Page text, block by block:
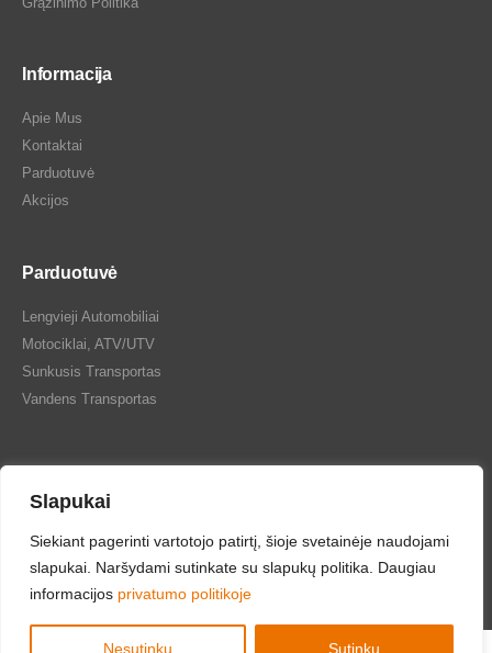
Slapukai
Siekiant pagerinti vartotojo patirtį, šioje svetainėje naudojami
slapukai. Naršydami sutinkate su slapukų politika. Daugiau
informacijos privatumo politikoje
Nesutinku Sutinku
Informacija
Apie Mus
Kontaktai
Parduotuvė
Akcijos
Parduotuvė
Lengvieji Automobiliai
Motociklai, ATV/UTV
Sunkusis Transportas
Vandens Transportas
Tepalų Bazė © 2024 Visos teisės saugomos